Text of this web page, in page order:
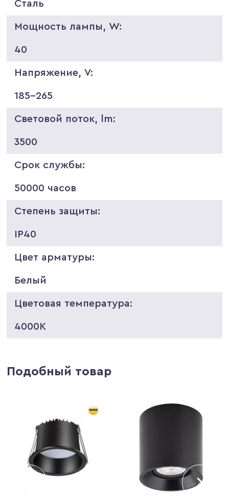
Сталь
Мощность лампы, W:
40
Напряжение, V:
185-265
Световой поток, lm:
3500
Срок службы:
50000 часов
Степень защиты:
IP40
Цвет арматуры:
Белый
Цветовая температура:
4000K
Подобный товар